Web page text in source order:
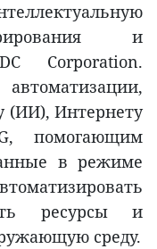
и
Corporation.
(ИИ), Интернету
помогающим
в режиме
ресурсы и
среду.